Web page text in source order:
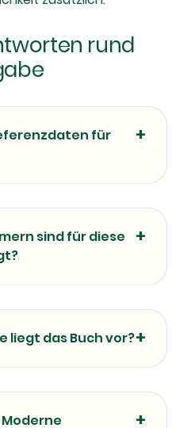
rund
für
sind für diese
liegt das Buch vor?